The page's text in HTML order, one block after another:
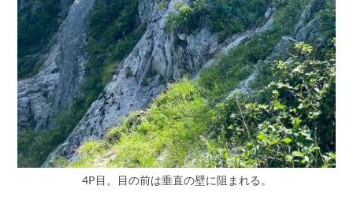
4P目。目の前は垂直の壁に阻まれる。